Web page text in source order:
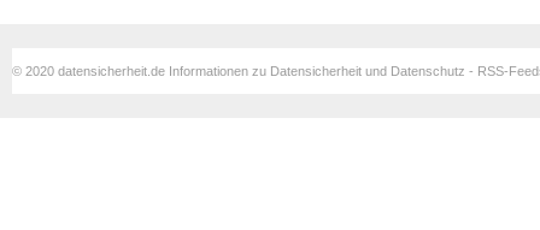
© 2020 datensicherheit.de Informationen zu Datensicherheit und Datenschutz - RSS-